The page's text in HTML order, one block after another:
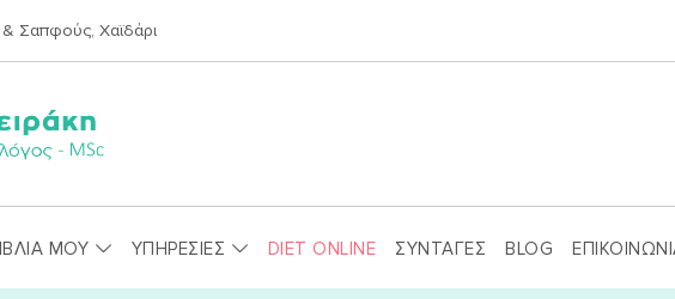
& Σαπφούς, Χαϊδάρι
ΜΟΥ ΥΠΗΡΕΣΙΕΣ DIET ONLINE ΣΥΝΤΑΓΕΣ BLOG